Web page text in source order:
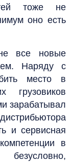
тоже не
оно есть
все новые
Наряду с
место в
грузовиков
зарабатывал
и сервисная
в
безусловно,